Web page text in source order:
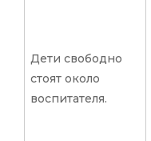
Дети свободно
стоят около
воспитателя.